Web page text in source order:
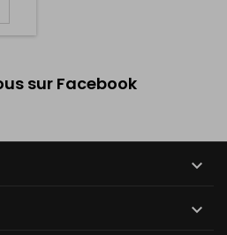
sur Facebook

